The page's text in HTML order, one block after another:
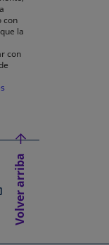
con
la
con
UNA PESTAÑA
UNA
IMPRIMIR
Volver arriba